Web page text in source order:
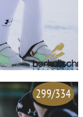
299/334